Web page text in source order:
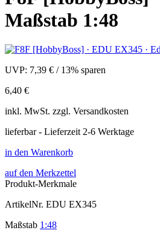
Maßstab 1:48
UVP: 7,39 € / 13% sparen
6,40 €
inkl. MwSt. zzgl. Versandkosten
lieferbar - Lieferzeit 2-6 Werktage
in den Warenkorb
auf den Merkzettel
Produkt-Merkmale
ArtikelNr. EDU EX345
Maßstab 1:48